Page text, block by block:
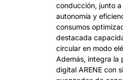
conducción, junto
autonomía y
consumos
destacada
circular en modo
Además, integra la
digital ARENE con